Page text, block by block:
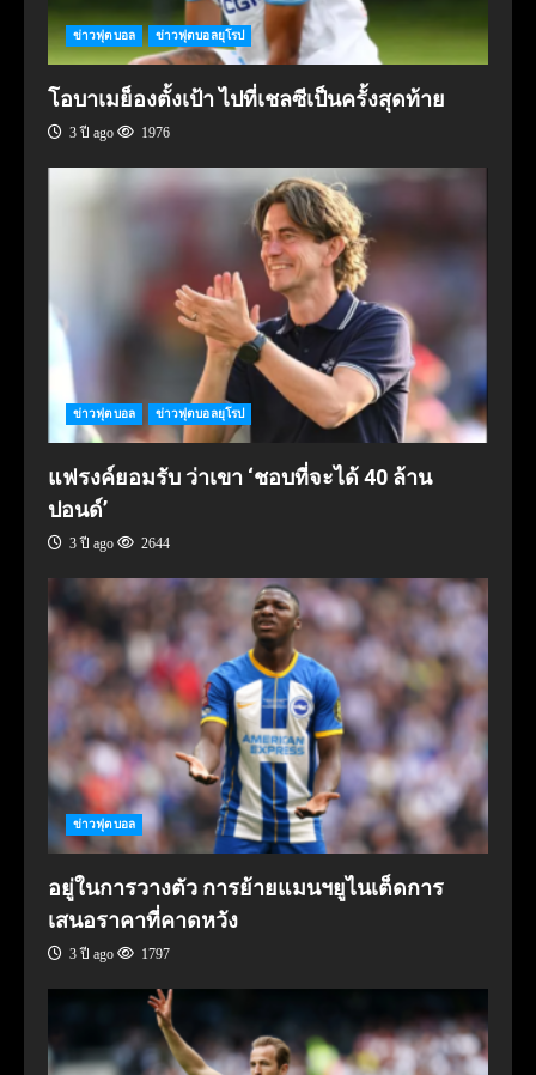
ข่าวฟุตบอล ข่าวฟุตบอลยุโรป
โอบาเมย็องตั้งเป้า ไปที่เชลซีเป็นครั้งสุดท้าย
3 ปี ago 1976
ข่าวฟุตบอล ข่าวฟุตบอลยุโรป
แฟรงค์ยอมรับ ว่าเขา ‘ชอบที่จะได้ 40 ล้าน
ปอนด์’
3 ปี ago 2644
ข่าวฟุตบอล
อยู่ในการวางตัว การย้ายแมนฯยูไนเต็ดการ
เสนอราคาที่คาดหวัง
3 ปี ago 1797